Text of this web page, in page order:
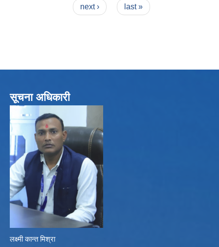
next ›
last »
सूचना अधिकारी
लक्ष्मी कान्त मिश्रा